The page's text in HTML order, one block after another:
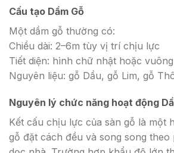
Cấu tạo Dầm Gỗ
Một dầm gỗ thường có:
Chiều dài: 2–6m tùy vị trí chịu lực
Tiết diện: hình chữ nhật hoặc vuông
Nguyên liệu: gỗ Dầu, gỗ Lim, gỗ
Nguyên lý chức năng hoạt động
Kết cấu chịu lực của sàn gỗ là một
gỗ đặt cách đều và song song theo